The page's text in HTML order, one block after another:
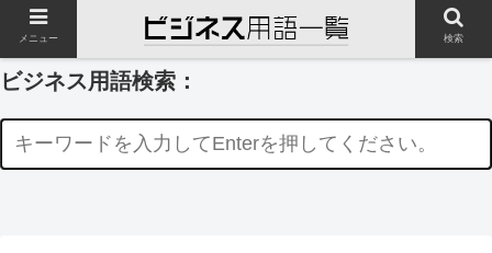
ビジネス用語検索：
メニュー 検索